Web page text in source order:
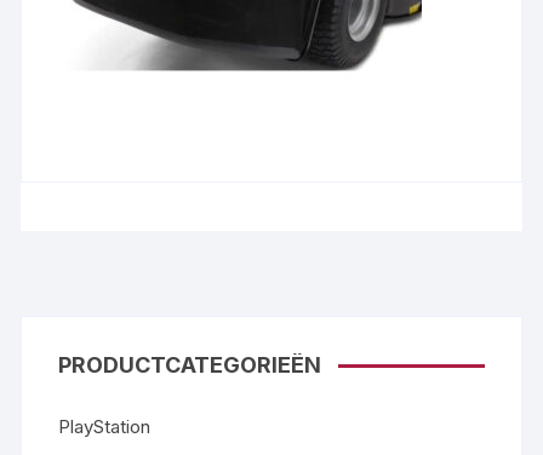
PRODUCTCATEGORIEËN
PlayStation